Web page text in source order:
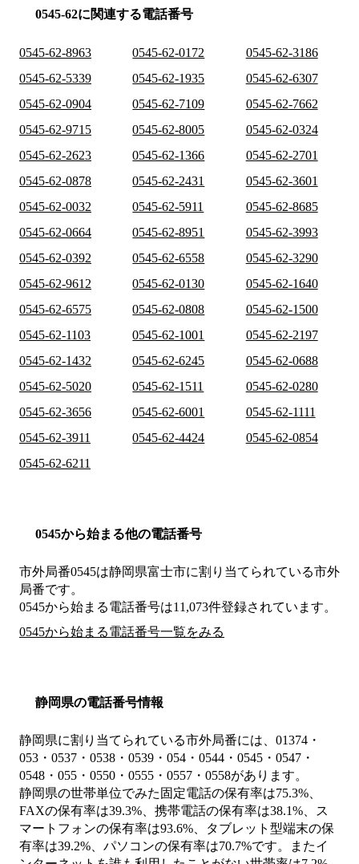
0545-62に関連する電話番号
0545-62-8963 0545-62-0172
0545-62-3186
0545-62-5339
0545-62-1935
0545-62-6307
0545-62-0904
0545-62-7109
0545-62-7662
0545-62-9715
0545-62-8005
0545-62-0324
0545-62-2623
0545-62-1366
0545-62-2701
0545-62-0878
0545-62-2431
0545-62-3601
0545-62-0032
0545-62-5911
0545-62-8685
0545-62-0664
0545-62-8951
0545-62-3993
0545-62-0392
0545-62-6558
0545-62-3290
0545-62-9612
0545-62-0130
0545-62-1640
0545-62-6575
0545-62-0808
0545-62-1500
0545-62-1103
0545-62-1001
0545-62-2197
0545-62-1432
0545-62-6245
0545-62-0688
0545-62-5020
0545-62-1511
0545-62-0280
0545-62-3656
0545-62-6001
0545-62-1111
0545-62-3911
0545-62-4424
0545-62-0854
0545-62-6211
0545から始まる他の電話番号
市外局番0545は静岡県富士市に割り当てられている市外
局番です。
0545から始まる電話番号は11,073件登録されています。
0545から始まる電話番号一覧をみる
静岡県の電話番号情報
静岡県に割り当てられている市外局番には、01374・
053・0537・0538・0539・054・0544・0545・0547・
0548・055・0550・0555・0557・0558があります。
静岡県の世帯単位でみた固定電話の保有率は75.3%、
FAXの保有率は39.3%、携帯電話の保有率は38.1%、ス
マートフォンの保有率は93.6%、タブレット型端末の保
有率は39.2%、パソコンの保有率は70.7%です。またイ